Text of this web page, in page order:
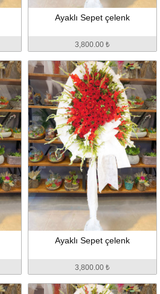
Ayaklı Sepet çelenk
3,800.00 ₺
Ayaklı Sepet çelenk
3,800.00 ₺